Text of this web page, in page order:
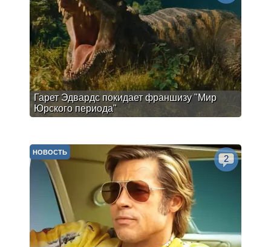
Гарет Эдвардс покидает франшизу "Мир
Юрского периода"
НОВОСТЬ
2